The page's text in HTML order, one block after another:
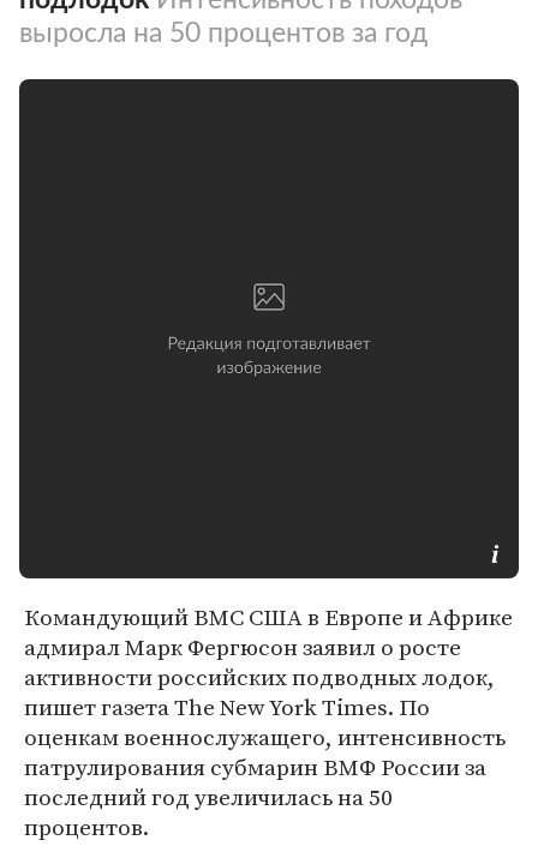
выросла на 50 процентов за год
Командующий ВМС США в Европе и Африке
адмирал Марк Фергюсон заявил о росте
активности российских подводных лодок,
пишет газета The New York Times. По
оценкам военнослужащего, интенсивность
патрулирования субмарин ВМФ России за
последний год увеличилась на 50
процентов.